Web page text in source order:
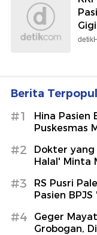
Gigi
Berita
#1
Hina Pasien
Puskesmas
#2
Dokter yang
Halal' Minta
#3
RS Pusri
Pasien
#4
Geger
Grobogan,